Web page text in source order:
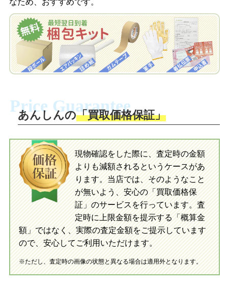
を申し込みます。梱包キットは送料無料
でお届けします。
自宅でおもちゃを発送・梱包
梱包キットに同封する発送ガイドの手順
送。当店へ無料で発送いただけます。
入金完了
当店に査定したおもちゃがご到着後、ご
指定の口座に即日入金可能です。
買取の流れ 写真の撮影方法
査定結果をLINEで確認し、梱包キットを
申し込みます。梱包キットは送料無料で
お届けします。
自宅でおもちゃを発送・梱包
ださい。お電話にて集荷依頼を行い発
送。当店へ無料で発送いただけます。
当店に査定したおもちゃがご到着後、ご
指定の口座に即日入金可能です。
初めての方へ LINE査定の流れ 写真の撮影方法
なため、おすすめです。
Price Guarantee
あんしんの「買取価格保証」
現物確認をした際に、査定時の金額
よりも減額されるというケースがあ
ります。当店では、そのようなこと
が無いよう、安心の「買取価格保
証」のサービスを行っています。査
定時に上限金額を提示する「概算金
額」ではなく、実際の査定金額をご提示しています
ので、安心してご利用いただけます。
※ただし、査定時の画像の状態と異なる場合は適用外となります。